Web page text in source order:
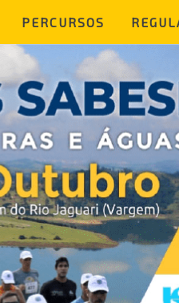
PERCURSOS